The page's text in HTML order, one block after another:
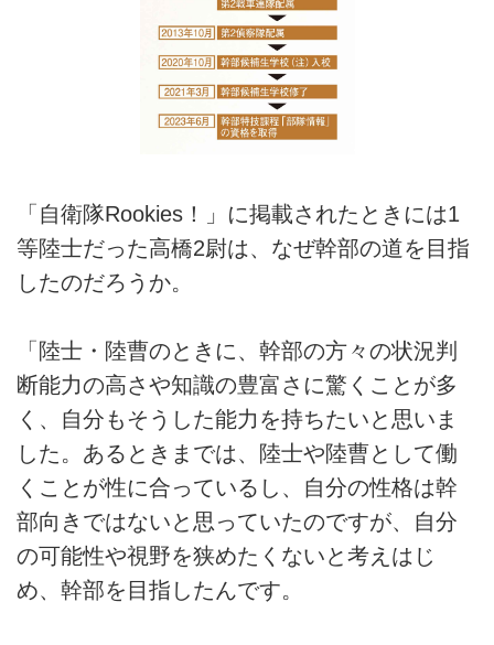
「自衛隊Rookies！」に掲載されたときには1
等陸士だった高橋2尉は、なぜ幹部の道を目指
したのだろうか。
「陸士・陸曹のときに、幹部の方々の状況判
断能力の高さや知識の豊富さに驚くことが多
く、自分もそうした能力を持ちたいと思いま
した。あるときまでは、陸士や陸曹として働
くことが性に合っているし、自分の性格は幹
部向きではないと思っていたのですが、自分
の可能性や視野を狭めたくないと考えはじ
め、幹部を目指したんです。